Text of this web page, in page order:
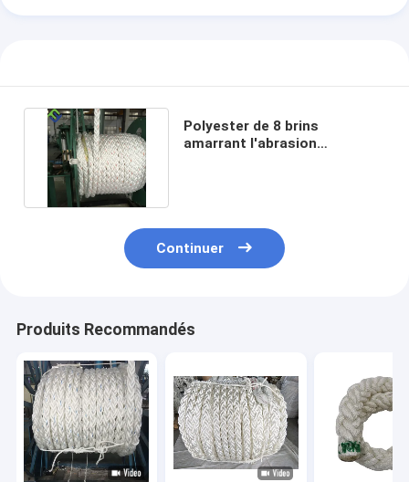
Polyester de 8 brins
amarrant l'abrasion
Continuer
Produits Recommandés